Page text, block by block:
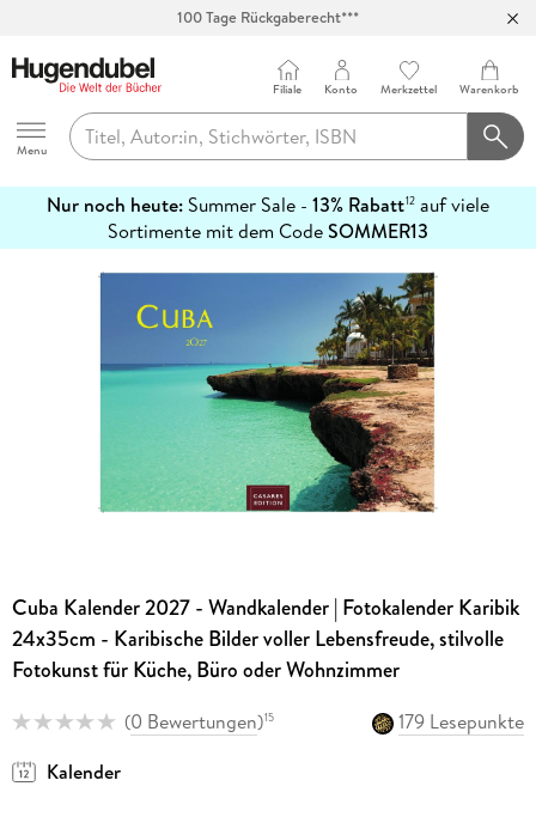
100 Tage Rückgaberecht***
Hugendubel
Menu
Filiale Konto Merkzettel Warenkorb
Nur noch heute: Summer Sale - 13% Rabatt12 auf viele
Sortimente mit dem CodeSOMMER13
erfahren
Cuba Kalender 2027 - Wandkalender | Fotokalender Karibik
24x35cm - Karibische Bilder voller Lebensfreude, stilvolle
Fotokunst für Küche, Büro oder Wohnzimmer
(0 Bewertungen)15
179 Lesepunkte
Kalender